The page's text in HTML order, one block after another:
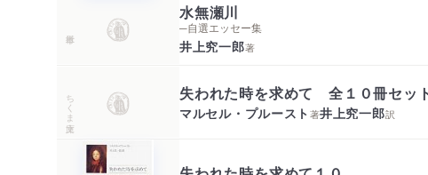
水無瀬川
─自選エッセー集
井上究一郎著
ちくま文庫 失われた時を求めて 全１０冊セッ
マルセル・プルースト 著井上究一郎訳